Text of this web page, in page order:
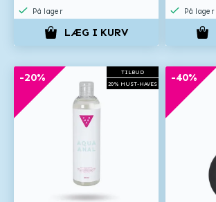
På lager
LÆG I KURV
På lager
TILBUD
20% MUST-HAVES
-20% -40%